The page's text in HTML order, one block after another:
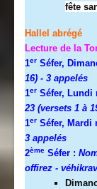
fête
Hallel abrégé
Lecture de la
1er Séfer,
16) - 3 appelés
1er Séfer, Lundi
23 (versets 1 à
1er Séfer, Mardi
3 appelés
2ème Séfer :
offirez -